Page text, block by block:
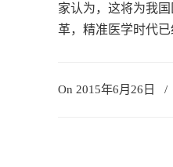
家认为，这将为我
革，精准医学时代已
On 2015年6月26日 /